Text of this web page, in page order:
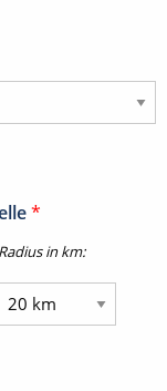
*
Radius in km: